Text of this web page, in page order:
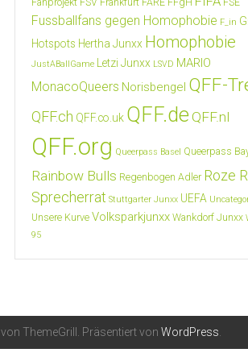
Fussballfans gegen Homophobie F_in
Hotspots Hertha Junxx Homophobie
JustABallGame Letzi Junxx LSVD MARIO
MonacoQueers Norisbengel QFF-
QFF.ch QFF.co.uk QFF.de QFF.nl
QFF.org Queerpass Basel Queerpass
Rainbow Bulls Regenbogen Adler Roze
Sprecherrat Stuttgarter Junxx UEFA
Unsere Kurve Volksparkjunxx Wankdorf Junxx
95
von ThemeGrill. Präsentiert von WordPress